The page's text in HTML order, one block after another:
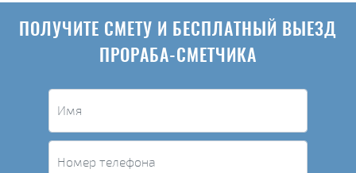
ПОЛУЧИТЕ СМЕТУ И БЕСПЛАТНЫЙ ВЫЕЗД
ПРОРАБА-СМЕТЧИКА